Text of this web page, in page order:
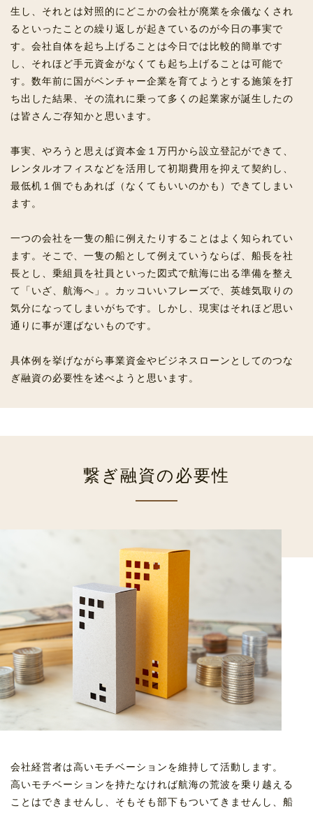
生し、それとは対照的にどこかの会社が廃業を余儀なくされ
るといったことの繰り返しが起きているのが今日の事実で
す。会社自体を起ち上げることは今日では比較的簡単です
し、それほど手元資金がなくても起ち上げることは可能で
す。数年前に国がベンチャー企業を育てようとする施策を打
ち出した結果、その流れに乗って多くの起業家が誕生したの
は皆さんご存知かと思います。
事実、やろうと思えば資本金１万円から設立登記ができて、
レンタルオフィスなどを活用して初期費用を抑えて契約し、
最低机１個でもあれば（なくてもいいのかも）できてしまい
ます。
一つの会社を一隻の船に例えたりすることはよく知られてい
ます。そこで、一隻の船として例えていうならば、船長を社
長とし、乗組員を社員といった図式で航海に出る準備を整え
て「いざ、航海へ」。カッコいいフレーズで、英雄気取りの
気分になってしまいがちです。しかし、現実はそれほど思い
通りに事が運ばないものです。
具体例を挙げながら事業資金やビジネスローンとしてのつな
ぎ融資の必要性を述べようと思います。
繋ぎ融資の必要性
会社経営者は高いモチベーションを維持して活動します。
高いモチベーションを持たなければ航海の荒波を乗り越える
ことはできませんし、そもそも部下もついてきませんし、船